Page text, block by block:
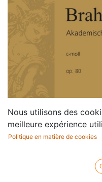
Nous utilisons des
meilleure expérience
Politique en matière de cookies